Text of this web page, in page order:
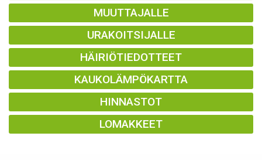
MUUTTAJALLE
URAKOITSIJALLE
HÄIRIÖTIEDOTTEET
KAUKOLÄMPÖKARTTA
HINNASTOT
LOMAKKEET